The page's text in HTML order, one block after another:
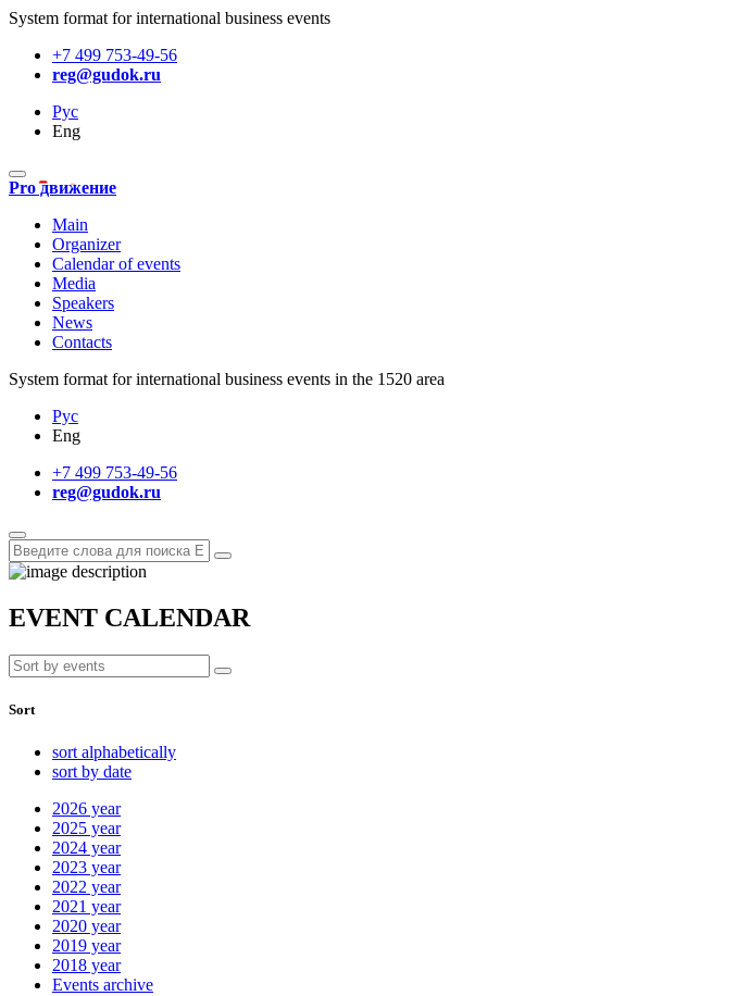
System format for international business events
+7 499 753-49-56
reg@gudok.ru
Рус
Eng
Pro движение
Main
Organizer
Calendar of events
Media
Speakers
News
Contacts
System format for international business events in the 1520 area
Рус
Eng
+7 499 753-49-56
reg@gudok.ru
EVENT CALENDAR
Sort
sort alphabetically
sort by date
2026 year
2025 year
2024 year
2023 year
2022 year
2021 year
2020 year
2019 year
2018 year
Events archive